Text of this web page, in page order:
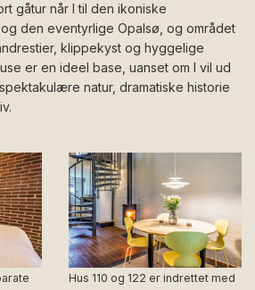
gåtur når I til den ikoniske
og den eventyrlige Opalsø, og området
klippekyst og hyggelige
er en ideel base, uanset om I vil ud
natur, dramatiske historie
Hus 110 og 122 er indrettet med